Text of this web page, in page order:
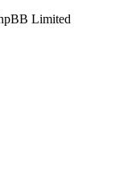
Limited